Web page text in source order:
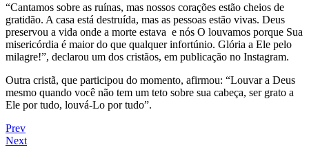
“Cantamos sobre as ruínas, mas nossos corações estão cheios de
gratidão. A casa está destruída, mas as pessoas estão vivas. Deus
preservou a vida onde a morte estava e nós O louvamos porque Sua
misericórdia é maior do que qualquer infortúnio. Glória a Ele pelo
milagre!”, declarou um dos cristãos, em publicação no Instagram.
Outra cristã, que participou do momento, afirmou: “Louvar a Deus
mesmo quando você não tem um teto sobre sua cabeça, ser grato a
Ele por tudo, louvá-Lo por tudo”.
Prev
Next